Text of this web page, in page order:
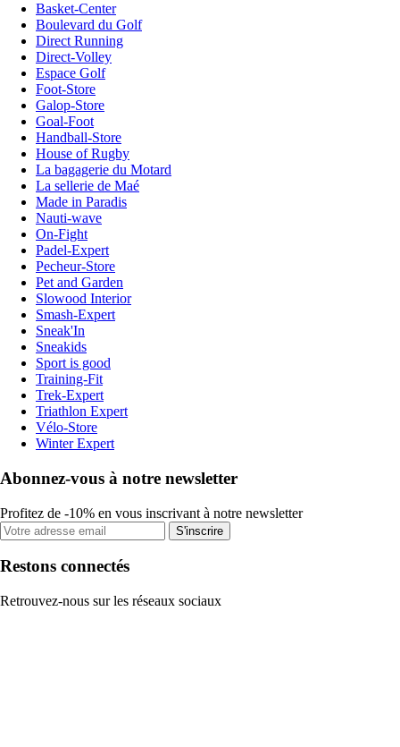
Basket-Center
Boulevard du Golf
Direct Running
Direct-Volley
Espace Golf
Foot-Store
Galop-Store
Goal-Foot
Handball-Store
House of Rugby
La bagagerie du Motard
La sellerie de Maé
Made in Paradis
Nauti-wave
On-Fight
Padel-Expert
Pecheur-Store
Pet and Garden
Slowood Interior
Smash-Expert
Sneak'In
Sneakids
Sport is good
Training-Fit
Trek-Expert
Triathlon Expert
Vélo-Store
Winter Expert
Abonnez-vous à notre newsletter
Profitez de -10% en vous inscrivant à notre newsletter
S'inscrire
Restons connectés
Retrouvez-nous sur les réseaux sociaux